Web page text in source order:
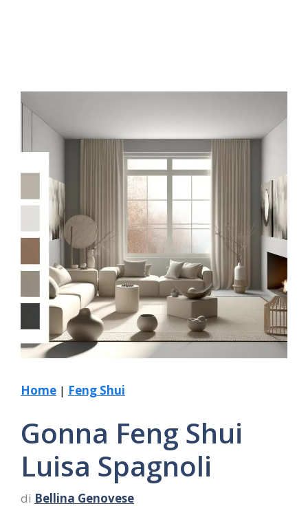
Home | Feng Shui
Gonna Feng Shui
Luisa Spagnoli
di Bellina Genovese